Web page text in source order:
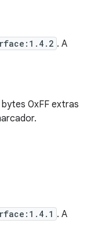
. A
bytes 0xFF extras
. A